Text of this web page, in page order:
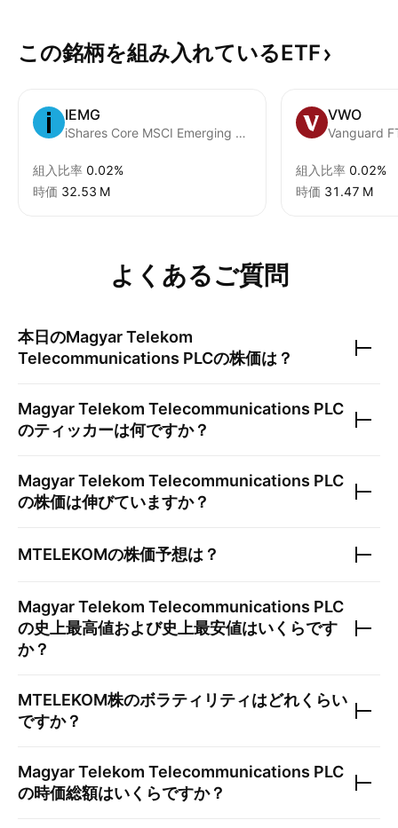
この銘柄を組み入れているETF
IEMG
iShares Core MSCI Emerging Markets ETF
組入比率 0.02%
時価 ‪32.53 M‬
VWO
組入比率 0.02%
時価 ‪31.47 M‬
よくあるご質問
本日のMagyar Telekom
Telecommunications PLCの株価は？
Magyar Telekom Telecommunications PLC
のティッカーは何ですか？
Magyar Telekom Telecommunications PLC
の株価は伸びていますか？
MTELEKOMの株価予想は？
Magyar Telekom Telecommunications PLC
の史上最高値および史上最安値はいくらです
か？
MTELEKOM株のボラティリティはどれくらい
ですか？
Magyar Telekom Telecommunications PLC
の時価総額はいくらですか？